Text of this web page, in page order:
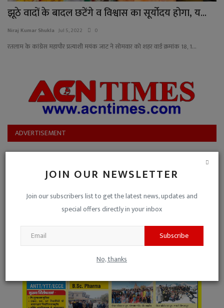
JOIN OUR NEWSLETTER
Join our subscribers list to get the latest news, updates and
special offers directly in your inbox
Subscribe
No, thanks
झूठे वादों के बादल छटेंगे व विश्वास का सूर्योदय होगा, य...
Niraj Kumar Shukla Jul 5, 2022 0
रतलाम के कांग्रेस महापौर प्रत्याशी मयंक जाट ने सोमवार को शहर वार्ड क्रमांक 18, 1...
ADVERTISEMENT